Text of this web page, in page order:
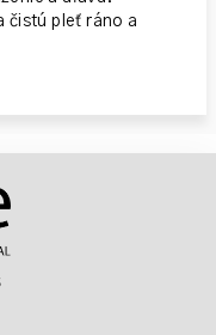
čistú pleť ráno a